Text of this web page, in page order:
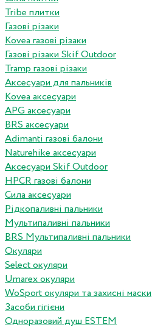
Tribe плитки
Газові різаки
Kovea газові різаки
Газові різаки Skif Outdoor
Tramp газові різаки
Аксесуари для пальників
Kovea аксесуари
APG аксесуари
BRS аксесуари
Adimanti газові балони
Naturehike аксесуари
Аксесуари Skif Outdoor
HPCR газові балони
Сила аксесуари
Рідкопаливні пальники
Мультипаливні пальники
BRS Мультипаливні пальники
Окуляри
Select окуляри
Umarex окуляри
WoSport окуляри та захисні маски
Засоби гігієни
Одноразовий душ ESTEM